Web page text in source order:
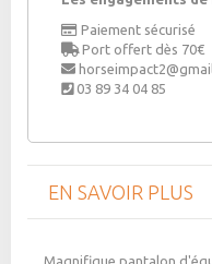
Paiement sécurisé
Port offert dès 70€
03 89 34 04 85
EN SAVOIR PLUS
Magnifique pantalon